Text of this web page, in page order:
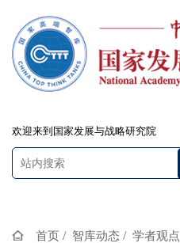
欢迎来到国家发展与战略研究院
首页 / 智库动态 / 学者观点